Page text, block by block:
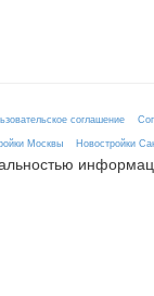
соглашение
Москвы Новостройки